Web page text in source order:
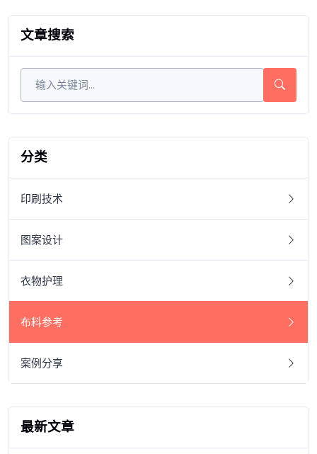
文章搜索
分类
印刷技术
图案设计
衣物护理
布料参考
案例分享
最新文章